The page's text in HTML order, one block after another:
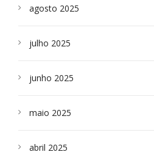
agosto 2025
julho 2025
junho 2025
maio 2025
abril 2025